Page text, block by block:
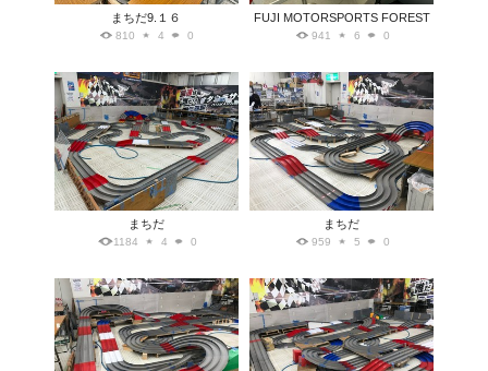
まちだ9.１６
810 4 0
FUJI MOTORSPORTS FOREST
941 6 0
まちだ
1184 4 0
まちだ
959 5 0